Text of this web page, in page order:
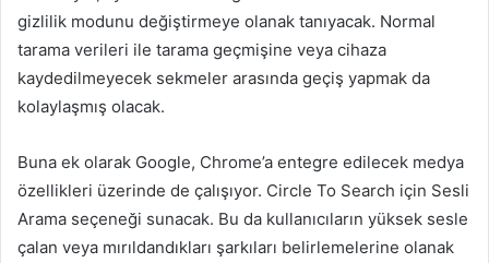
gizlilik modunu değiştirmeye olanak tanıyacak. Normal
tarama verileri ile tarama geçmişine veya cihaza
kaydedilmeyecek sekmeler arasında geçiş yapmak da
kolaylaşmış olacak.
Buna ek olarak Google, Chrome’a entegre edilecek medya
özellikleri üzerinde de çalışıyor. Circle To Search için Sesli
Arama seçeneği sunacak. Bu da kullanıcıların yüksek sesle
çalan veya mırıldandıkları şarkıları belirlemelerine olanak